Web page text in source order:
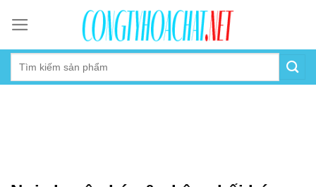
content